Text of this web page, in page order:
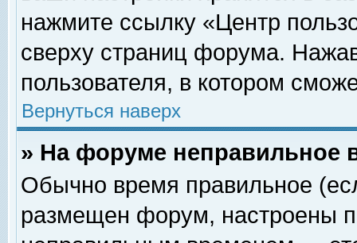
нажмите ссылку «Центр
сверху страниц форума.
пользователя, в котором
Вернуться наверх
» На форуме неправильное
Обычно время правильное
размещен форум, настроены